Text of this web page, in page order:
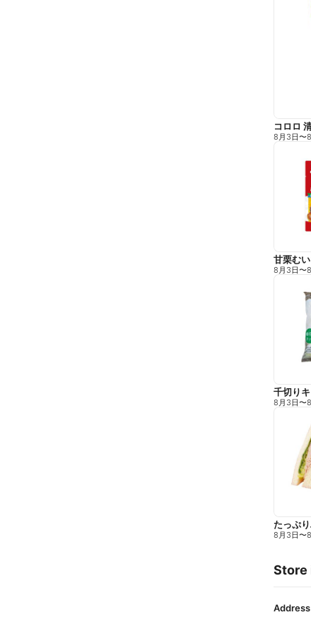
コロロ
8月3日〜
甘栗む
8月3日〜
千切り
8月3日〜
たっぷ
8月3日〜
Store
Address